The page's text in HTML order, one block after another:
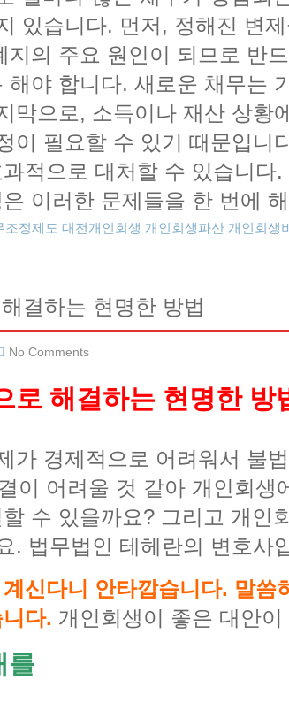
있습니다. 먼저, 정해진 변
의 주요 원인이 되므로 반
야 합니다. 새로운 채무는
막으로, 소득이나 재산 상황
이 필요할 수 있기 때문입니
적으로 대처할 수 있습니다
이러한 문제들을 한 번에
조정제도 대전개인회생 개인회생파산 개인회생
결하는 현명한 방법
No Comments
로 해결하는 현명한 방
가 경제적으로 어려워서 불
이 어려울 것 같아 개인회
수 있을까요? 그리고 개인
. 법무법인 테헤란의 변호사
신다니 안타깝습니다. 말
다. 개인회생이 좋은 대안
를